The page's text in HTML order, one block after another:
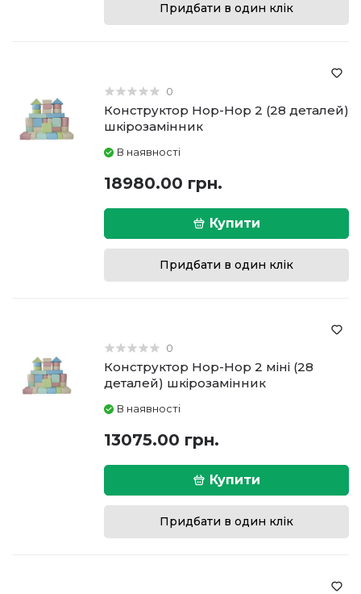
Придбати в один клік
0
Конструктор Hop-Hop 2 (28 деталей)
шкірозамінник
В наявності
18980.00 грн.
Купити
Придбати в один клік
0
Конструктор Hop-Hop 2 міні (28
деталей) шкірозамінник
В наявності
13075.00 грн.
Купити
Придбати в один клік